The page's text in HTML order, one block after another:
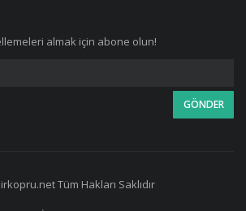
almak için abone olun!
Tüm Hakları Saklıdır